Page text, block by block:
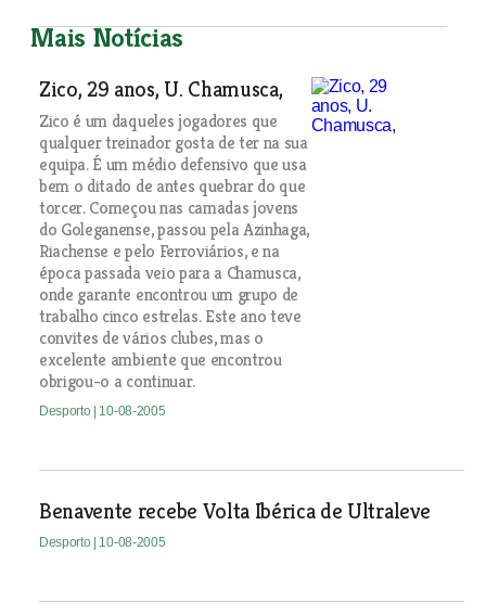
Mais Notícias
Zico, 29 anos, U. Chamusca,
Zico é um daqueles jogadores que
qualquer treinador gosta de ter na sua
equipa. É um médio defensivo que usa
bem o ditado de antes quebrar do que
torcer. Começou nas camadas jovens
do Goleganense, passou pela Azinhaga,
Riachense e pelo Ferroviários, e na
época passada veio para a Chamusca,
onde garante encontrou um grupo de
trabalho cinco estrelas. Este ano teve
convites de vários clubes, mas o
excelente ambiente que encontrou
obrigou-o a continuar.
Desporto | 10-08-2005
Benavente recebe Volta Ibérica de Ultraleve
Desporto | 10-08-2005